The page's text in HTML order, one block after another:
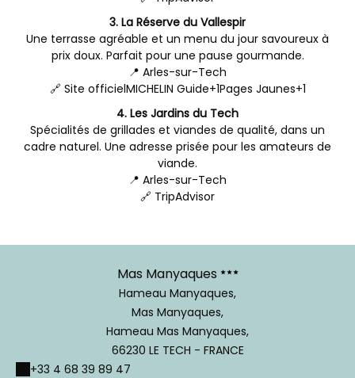
3. La Réserve du Vallespir
Une terrasse agréable et un menu du jour savoureux à
prix doux. Parfait pour une pause gourmande.
📍 Arles-sur-Tech
🔗 Site officielMICHELIN Guide+1Pages Jaunes+1
4. Les Jardins du Tech
Spécialités de grillades et viandes de qualité, dans un
cadre naturel. Une adresse prisée pour les amateurs de
viande.
📍 Arles-sur-Tech
🔗 TripAdvisor
Mas Manyaques
Hameau Manyaques,
Mas Manyaques,
Hameau Mas Manyaques,
66230 LE TECH - FRANCE
+33 4 68 39 89 47